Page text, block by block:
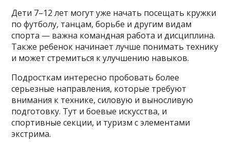
Дети 7–12 лет могут уже начать посещать кружки
по футболу, танцам, борьбе и другим видам
спорта — важна командная работа и дисциплина.
Также ребенок начинает лучше понимать технику
и может стремиться к улучшению навыков.
Подросткам интересно пробовать более
серьезные направления, которые требуют
внимания к технике, силовую и выносливую
подготовку. Тут и боевые искусства, и
спортивные секции, и туризм с элементами
экстрима.